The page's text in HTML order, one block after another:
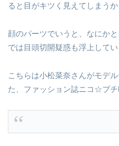
ると目がキツく見えてしまうか
顔のパーツでいうと、なにか
では目頭切開疑惑も浮上してい
こちらは小松菜奈さんがモデ
た、ファッション誌ニコ☆プチ